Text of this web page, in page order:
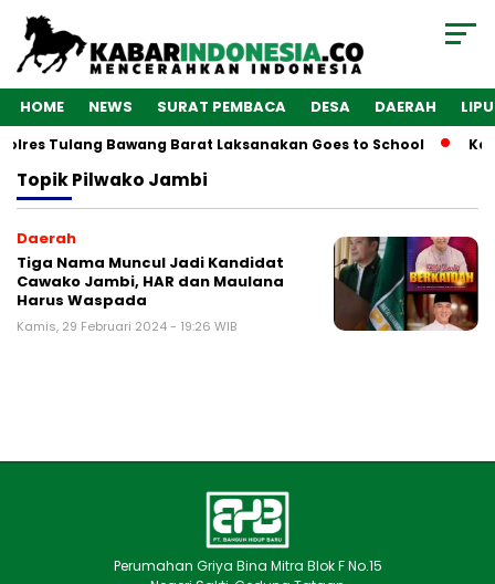
HOME NEWS SURAT PEMBACA DESA DAERAH
Tulang Bawang Barat Laksanakan Goes to School
TopikPilwako Jambi
Daerah
Tiga Nama Muncul Jadi Kandidat
Cawako Jambi, HAR dan Maulana
Harus Waspada
Kamis, 29 Februari 2024 - 19:26 WIB
Perumahan Griya Bina Mitra Blok F No.15